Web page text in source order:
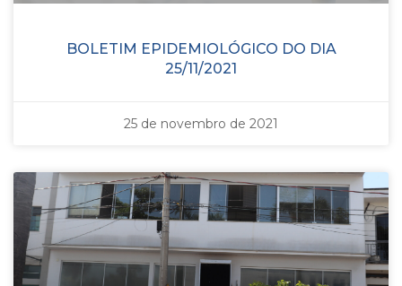
BOLETIM EPIDEMIOLÓGICO DO DIA
25/11/2021
25 de novembro de 2021